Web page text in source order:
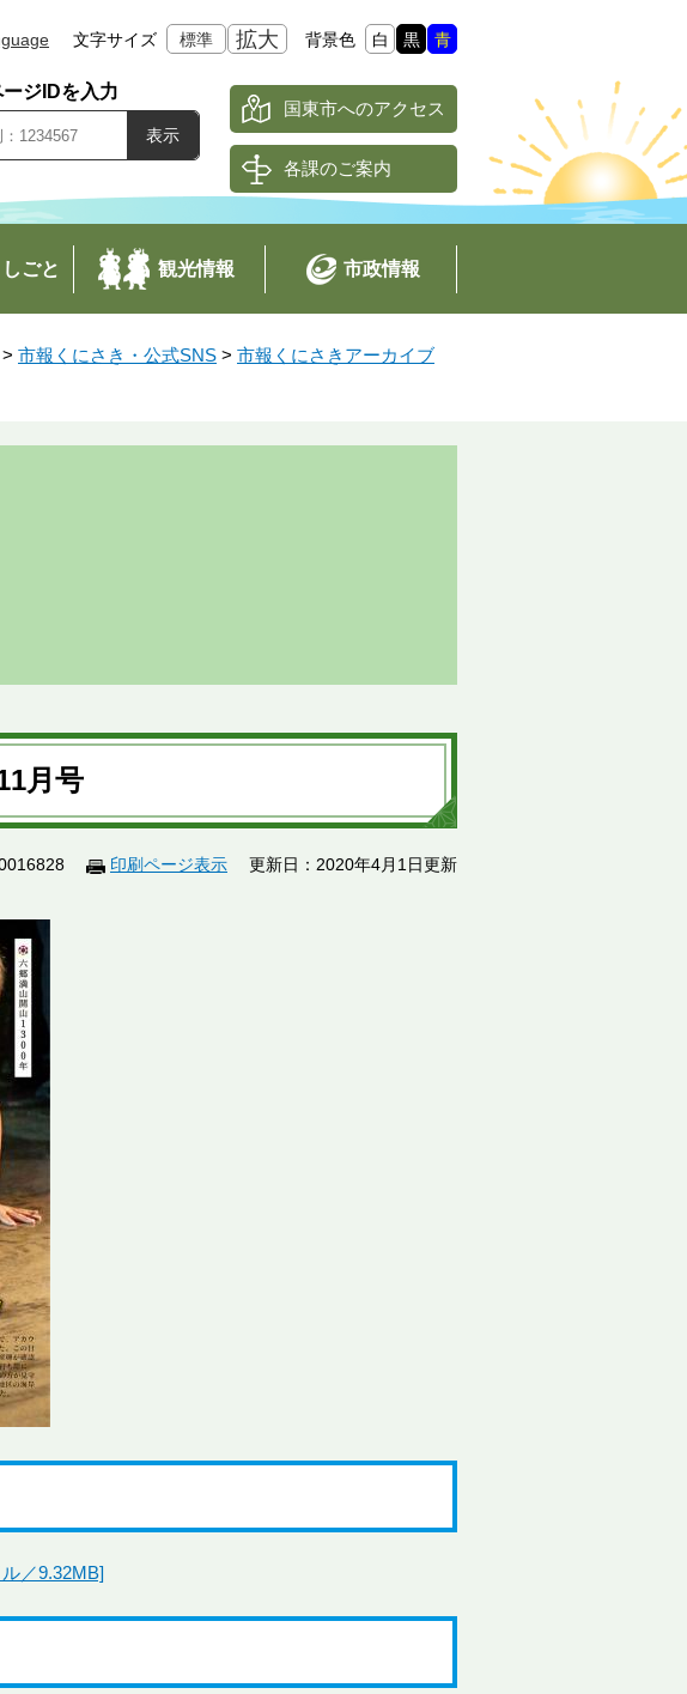
文字サイズ 標準 拡大 背景色 白 黒 青
ージIDを入力
国東市へのアクセス
各課のご案内
ごと 観光情報 市政情報
> 市報くにさき・公式SNS > 市報くにさきアーカイブ
月号
印刷ページ表示 更新日：2020年4月1日更新
／9.32MB]